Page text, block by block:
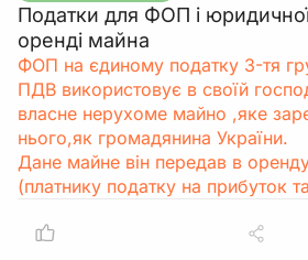
Податки для ФОП і
оренді майна
ФОП на єдиному податку 3-тя
ПДВ використовує в своїй
власне нерухоме майно ,яке
нього,як громадянина України.
Дане майне він передав в
(платнику податку на прибуток